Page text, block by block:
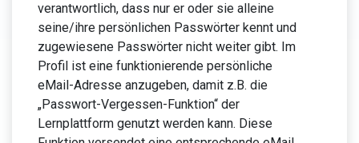
verantwortlich, dass nur er oder sie alleine
seine/ihre persönlichen Passwörter kennt und
zugewiesene Passwörter nicht weiter gibt. Im
Profil ist eine funktionierende persönliche
eMail-Adresse anzugeben, damit z.B. die
„Passwort-Vergessen-Funktion“ der
Lernplattform genutzt werden kann. Diese